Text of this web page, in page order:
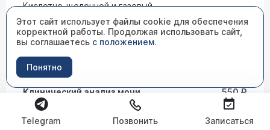
Кислотно-щелочной и газовый
состав крови
Клинический анализ крови:
общий анализ, лейкоформула,
крови при наличии
патологических сдвигов)
1.089 ₽
Клинический анализ мочи
550 ₽
Консультация готового препарата
(1 стекло)
3.300 ₽
Этот сайт использует файлы cookie для обеспечения
корректной работы. Продолжая использовать сайт,
вы соглашаетесь с положением.
Понятно
Telegram Позвонить Записаться